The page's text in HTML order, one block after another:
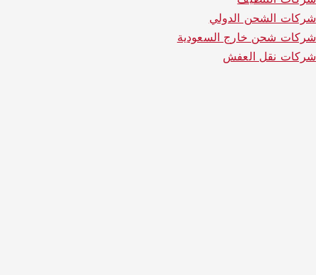
شركات الشحن الدولي
شركات شحن خارج السعودية
شركات نقل العفش